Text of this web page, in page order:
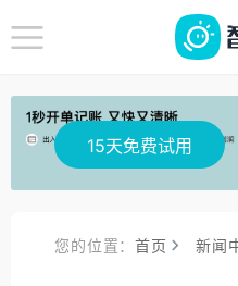
15天免费试用
您的位置：首页 新闻